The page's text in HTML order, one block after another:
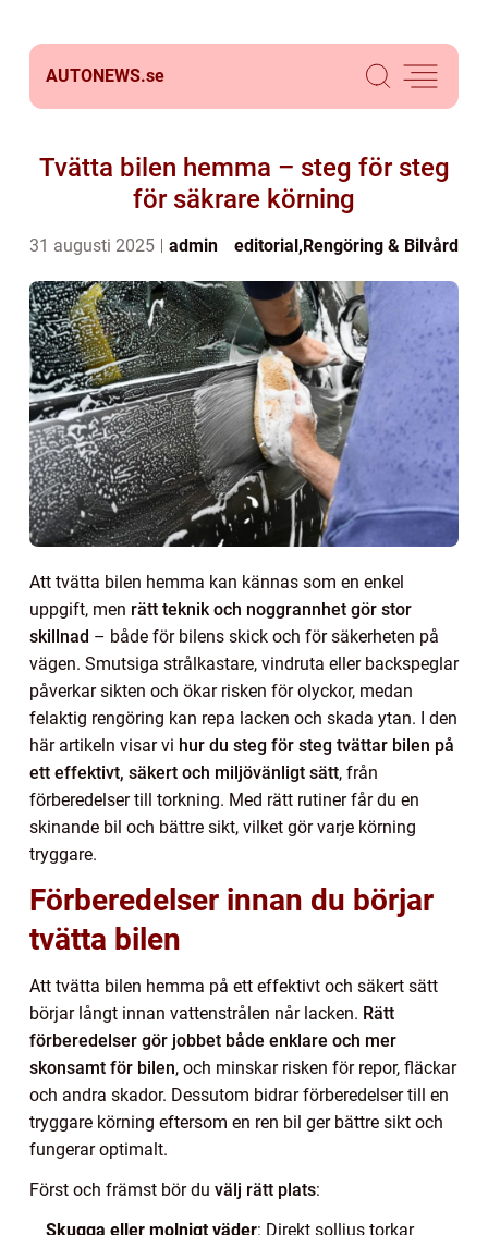
AUTONEWS.se
Tvätta bilen hemma – steg för steg
för säkrare körning
31 augusti 2025 admin editorial,Rengöring & Bilvård
Att tvätta bilen hemma kan kännas som en enkel
uppgift, men rätt teknik och noggrannhet gör stor
skillnad – både för bilens skick och för säkerheten på
vägen. Smutsiga strålkastare, vindruta eller backspeglar
påverkar sikten och ökar risken för olyckor, medan
felaktig rengöring kan repa lacken och skada ytan. I den
här artikeln visar vi hur du steg för steg tvättar bilen på
ett effektivt, säkert och miljövänligt sätt, från
förberedelser till torkning. Med rätt rutiner får du en
skinande bil och bättre sikt, vilket gör varje körning
tryggare.
Förberedelser innan du börjar
tvätta bilen
Att tvätta bilen hemma på ett effektivt och säkert sätt
börjar långt innan vattenstrålen når lacken. Rätt
förberedelser gör jobbet både enklare och mer
skonsamt för bilen, och minskar risken för repor, fläckar
och andra skador. Dessutom bidrar förberedelser till en
tryggare körning eftersom en ren bil ger bättre sikt och
fungerar optimalt.
Först och främst bör du välj rätt plats:
Skugga eller molnigt väder: Direkt solljus torkar